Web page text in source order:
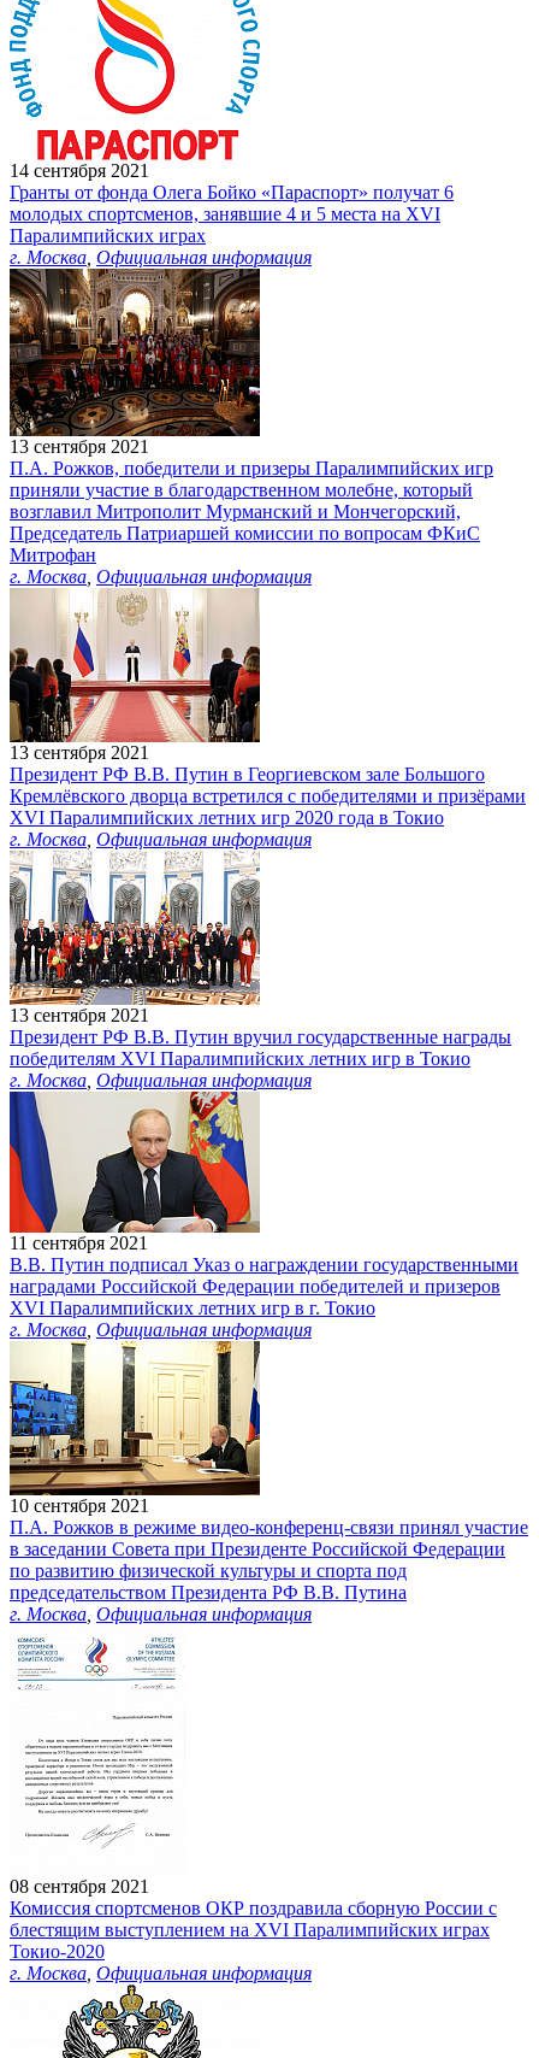
14 сентября 2021
Гранты от фонда Олега Бойко «Параспорт» получат 6
молодых спортсменов, занявшие 4 и 5 места на XVI
Паралимпийских играх
г. Москва Официальная информация
13 сентября 2021
П.А. Рожков, победители и призеры Паралимпийских игр
приняли участие в благодарственном молебне, который
возглавил Митрополит Мурманский и Мончегорский,
Председатель Патриаршей комиссии по вопросам ФКиС
Митрофан
г. Москва Официальная информация
13 сентября 2021
Президент РФ В.В. Путин в Георгиевском зале Большого
Кремлёвского дворца встретился с победителями и призёрами
XVI Паралимпийских летних игр 2020 года в Токио
г. Москва Официальная информация
13 сентября 2021
Президент РФ В.В. Путин вручил государственные награды
победителям ХVI Паралимпийских летних игр в Токио
г. Москва Официальная информация
11 сентября 2021
В.В. Путин подписал Указ о награждении государственными
наградами Российской Федерации победителей и призеров
XVI Паралимпийских летних игр в г. Токио
г. Москва Официальная информация
10 сентября 2021
П.А. Рожков в режиме видео-конференц-связи принял участие
в заседании Совета при Президенте Российской Федерации
по развитию физической культуры и спорта под
председательством Президента РФ В.В. Путина
г. Москва Официальная информация
08 сентября 2021
Комиссия спортсменов ОКР поздравила сборную России с
блестящим выступлением на XVI Паралимпийских играх
Токио-2020
г. Москва Официальная информация